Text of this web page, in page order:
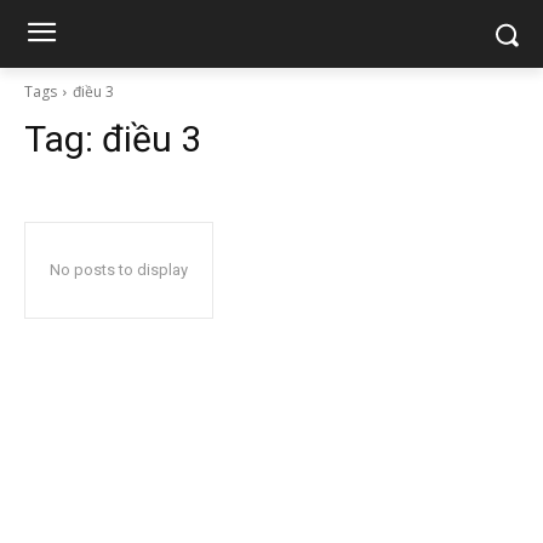
Tags điều 3
Tag: điều 3
No posts to display